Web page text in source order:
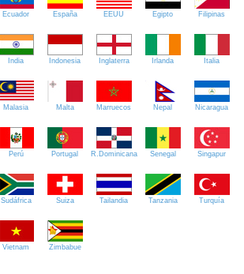
Ecuador España EEUU Egipto Filipinas
India Indonesia Inglaterra Irlanda Italia
Malasia Malta Marruecos Nepal Nicaragua
Perú Portugal R.Dominicana Senegal Singapur
Sudáfrica Suiza Tailandia Tanzania Turquía
Vietnam Zimbabue